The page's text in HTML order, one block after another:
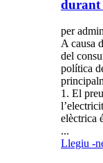
durant
per
A causa
del
política
1. El
elèctrica
...
Llegiu -